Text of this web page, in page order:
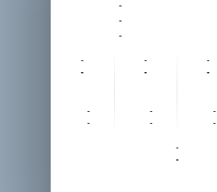
-
-
-
-
-
-
-
-
-
-
-
-
-
-
-
-
-